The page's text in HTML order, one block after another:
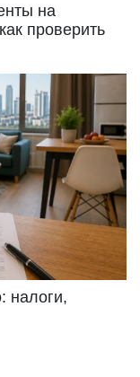
на
проверить
налоги,